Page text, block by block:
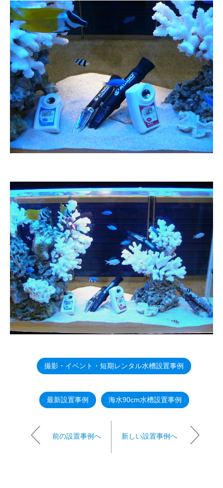
撮影・イベント・短期レンタル水槽設置事例
最新設置事例 海水90cm水槽設置事例
前の設置事例へ 新しい設置事例へ